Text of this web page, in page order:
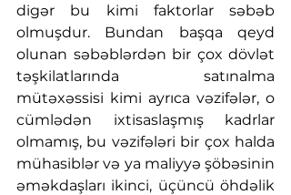
digər bu kimi faktorlar səbəb
olmuşdur. Bundan başqa qeyd
olunan səbəblərdən bir çox dövlət
təşkilatlarında satınalma
mütəxəssisi kimi ayrıca vəzifələr, o
cümlədən ixtisaslaşmış kadrlar
olmamış, bu vəzifələri bir çox halda
mühasiblər və ya maliyyə şöbəsinin
əməkdaşları ikinci, üçüncü öhdəlik